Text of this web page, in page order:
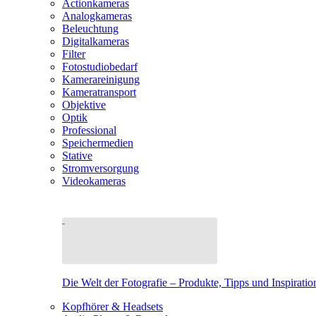
Actionkameras
Analogkameras
Beleuchtung
Digitalkameras
Filter
Fotostudiobedarf
Kamerareinigung
Kameratransport
Objektive
Optik
Professional
Speichermedien
Stative
Stromversorgung
Videokameras
Die Welt der Fotografie – Produkte, Tipps und
Kopfhörer & Headsets